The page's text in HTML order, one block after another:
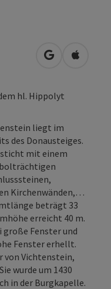
in Google
in
hl. Hippolyt
liegt im
des Donausteiges.
mit einem
Kirchenwänden,…
beträgt 33
erreicht 40 m.
große Fenster und
Fenster erhellt.
von Vichtenstein,
wurde um 1430
in der Burgkapelle.